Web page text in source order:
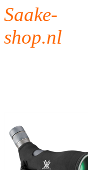
Saake-
shop.nl